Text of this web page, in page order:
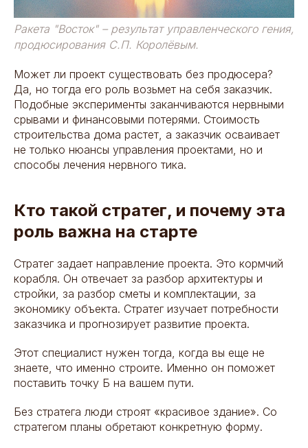
Ракета "Восток" – результат управленческого гения,
продюсирования С.П. Королёвым.
Может ли проект существовать без продюсера?
Да, но тогда его роль возьмет на себя заказчик.
Подобные эксперименты заканчиваются нервными
срывами и финансовыми потерями. Стоимость
строительства дома растет, а заказчик осваивает
не только нюансы управления проектами, но и
способы лечения нервного тика.
Кто такой стратег, и почему эта
роль важна на старте
Стратег задает направление проекта. Это кормчий
корабля. Он отвечает за разбор архитектуры и
стройки, за разбор сметы и комплектации, за
экономику объекта. Стратег изучает потребности
заказчика и прогнозирует развитие проекта.
Этот специалист нужен тогда, когда вы еще не
знаете, что именно строите. Именно он поможет
поставить точку Б на вашем пути.
Без стратега люди строят «красивое здание‎». Со
стратегом планы обретают конкретную форму.